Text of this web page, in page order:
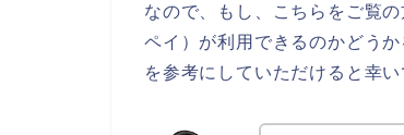
なので、もし、こちらをご覧
ペイ）が利用できるのかどう
を参考にしていただけると幸い